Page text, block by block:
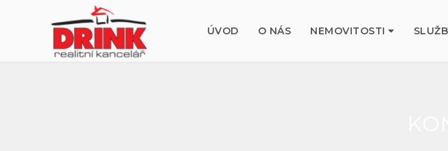
ÚVOD O NÁS NEMOVITOSTI